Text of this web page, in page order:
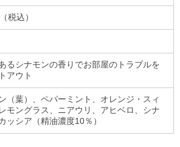
税込）
るシナモンの香りでお部屋のトラブルを
アウト
（葉）、ペパーミント、オレンジ・スィ
モングラス、ニアウリ、アヒベロ、シナ
ッシア （精油濃度10％）